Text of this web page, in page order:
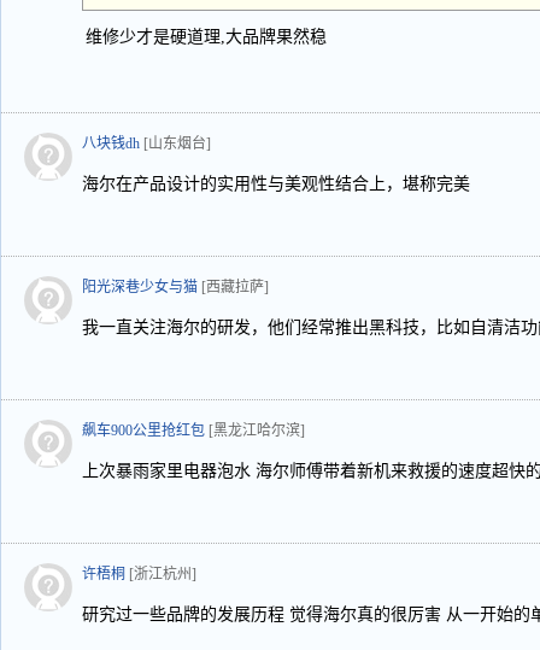
维修少才是硬道理,大品牌果然稳
八块钱dh [山东烟台]
海尔在产品设计的实用性与美观性结合上，堪称完美
阳光深巷少女与猫 [西藏拉萨]
我一直关注海尔的研发，他们经常推出黑科技，比如自清洁
飙车900公里抢红包 [黑龙江哈尔滨]
上次暴雨家里电器泡水 海尔师傅带着新机来救援的速度超快
许梧桐 [浙江杭州]
研究过一些品牌的发展历程 觉得海尔真的很厉害 从一开始的